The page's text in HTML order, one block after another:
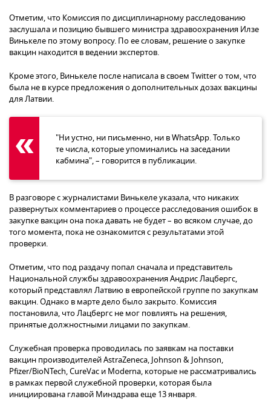
Отметим, что Комиссия по дисциплинарному расследованию
заслушала и позицию бывшего министра здравоохранения Илзе
Винькеле по этому вопросу. По ее словам, решение о закупке
вакцин находится в ведении экспертов.
Кроме этого, Винькеле после написала в своем Twitter о том, что
была не в курсе предложения о дополнительных дозах вакцины
для Латвии.
"Ни устно, ни письменно, ни в WhatsApp. Только
те числа, которые упоминались на заседании
кабмина", – говорится в публикации.
В разговоре с журналистами Винькеле указала, что никаких
развернутых комментариев о процессе расследования ошибок в
закупке вакцин она пока давать не будет – во всяком случае, до
того момента, пока не ознакомится с результатами этой
проверки.
Отметим, что под раздачу попал сначала и представитель
Национальной службы здравоохранения Андрис Лацбергс,
который представлял Латвию в европейской группе по закупкам
вакцин. Однако в марте дело было закрыто. Комиссия
постановила, что Лацбергс не мог повлиять на решения,
принятые должностными лицами по закупкам.
Служебная проверка проводилась по заявкам на поставки
вакцин производителей AstraZeneca, Johnson & Johnson,
Pfizer/BioNTech, CureVac и Moderna, которые не рассматривались
в рамках первой служебной проверки, которая была
инициирована главой Минздрава еще 13 января.